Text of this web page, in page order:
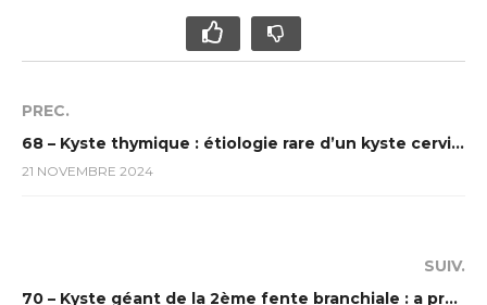
PREC.
68 – Kyste thymique : étiologie rare d’un kyste cervical de l’adulte
21 NOVEMBRE 2024
SUIV.
70 – Kyste géant de la 2ème fente branchiale : a propos d’un cas